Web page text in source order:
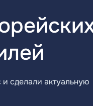
сделали актуальную